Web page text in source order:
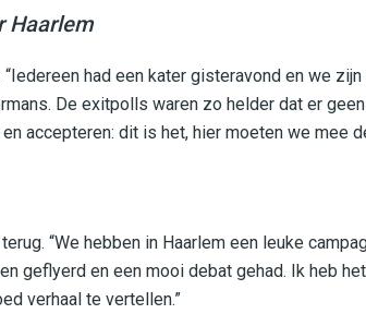
Haarlem
had een kater gisteravond en we
De exitpolls waren zo helder dat er
accepteren: dit is het, hier moeten we mee
“We hebben in Haarlem een leuke
geflyerd en een mooi debat gehad. Ik heb
verhaal te vertellen.”